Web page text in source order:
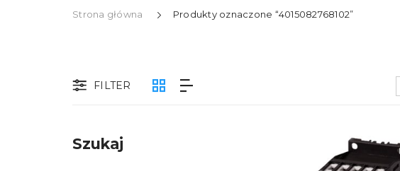
Strona główna Produkty oznaczone “4015082768102”
FILTER
Szukaj